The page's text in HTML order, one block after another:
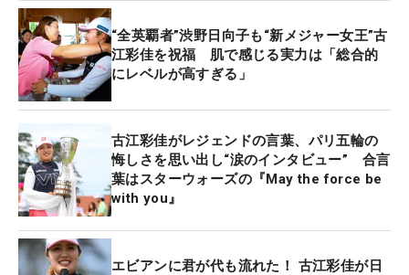
“全英覇者”渋野日向子も“新メジャー女王”古
江彩佳を祝福 肌で感じる実力は「総合的
にレベルが高すぎる」
古江彩佳がレジェンドの言葉、パリ五輪の
悔しさを思い出し“涙のインタビュー” 合言
葉はスターウォーズの『May the force be
with you』
エビアンに君が代も流れた！ 古江彩佳が日